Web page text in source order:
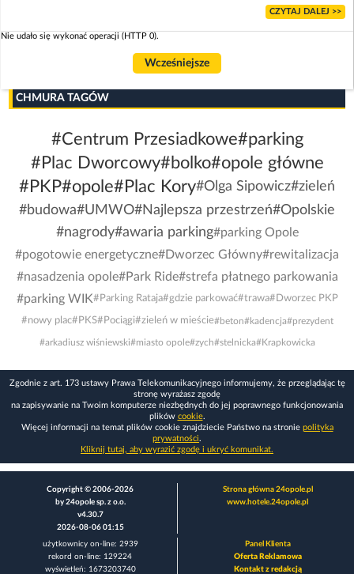
CZYTAJ DALEJ >>
Nie udało się wykonać operacji (HTTP 0).
Wcześniejsze
CHMURA TAGÓW
#Centrum Przesiadkowe#parking
#Plac Dworcowy#bolko#opole główne
#PKP#opole#Plac Kory#Olga Sipowicz#zieleń
#budowa#UMWO#Najlepsza przestrzeń#Opolskie
#nagrody#awaria parking#parking Opole
#pogotowie energetyczne#Dworzec Główny#rewitalizacja
#nasadzenia opole#Park Ride#strefa płatnego parkowania
#parking WIK#Parking Rataja#gdzie parkować#trawa#Dworzec PKP
#nowy plac#PKS#Pociągi#zieleń w mieście#beton#kadencja#prezydent
#arkadiusz wiśniewski#miasto opole#zych#stelnicka#Krapkowicka
Zgodnie z art. 173 ustawy Prawa Telekomunikacyjnego informujemy, że przeglądając tę
stronę wyrażasz zgodę
na zapisywanie na Twoim komputerze niezbędnych do jej poprawnego funkcjonowania
plików cookie.
Więcej informacji na temat plików cookie znajdziecie Państwo na stronie polityka
prywatności.
Kliknij tutaj, aby wyrazić zgodę i ukryć komunikat.
Copyright © 2006-2026
by 24opole sp. z o.o.
v4.30.7
2026-08-06 01:15
Strona główna 24opole.pl
www.hotele.24opole.pl
użytkownicy on-line: 2939
rekord on-line: 129224
wyświetleń: 1673203740
Panel Klienta
Oferta Reklamowa
Kontakt z redakcją